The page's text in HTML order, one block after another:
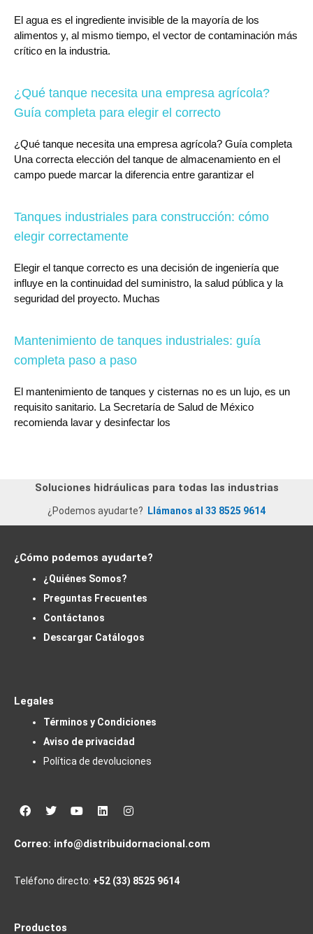
El agua es el ingrediente invisible de la mayoría de los
alimentos y, al mismo tiempo, el vector de contaminación más
crítico en la industria.
¿Qué tanque necesita una empresa agrícola?
Guía completa para elegir el correcto
¿Qué tanque necesita una empresa agrícola? Guía completa
Una correcta elección del tanque de almacenamiento en el
campo puede marcar la diferencia entre garantizar el
Tanques industriales para construcción: cómo
elegir correctamente
Elegir el tanque correcto es una decisión de ingeniería que
influye en la continuidad del suministro, la salud pública y la
seguridad del proyecto. Muchas
Mantenimiento de tanques industriales: guía
completa paso a paso
El mantenimiento de tanques y cisternas no es un lujo, es un
requisito sanitario. La Secretaría de Salud de México
recomienda lavar y desinfectar los
Soluciones hidráulicas para todas las industrias
¿Podemos ayudarte? Llámanos al 33 8525 9614
¿Cómo podemos ayudarte?
¿Quiénes Somos?
Preguntas Frecuentes
Contáctanos
Descargar Catálogos
Legales
Términos y Condiciones
Aviso de privacidad
Política de devoluciones
Facebook
TwitterYoutubeLinkedinInstagram
Correo: info@distribuidornacional.com
Teléfono directo: +52 (33) 8525 9614
Productos